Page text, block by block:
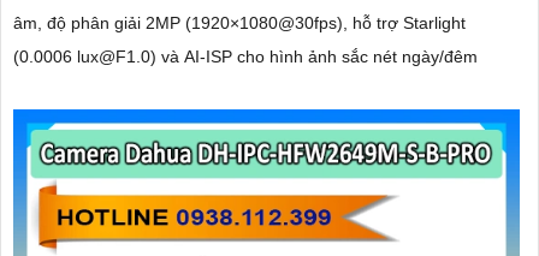
âm, độ phân giải 2MP (1920×1080@30fps), hỗ trợ Starlight
(0.0006 lux@F1.0) và AI-ISP cho hình ảnh sắc nét ngày/đêm